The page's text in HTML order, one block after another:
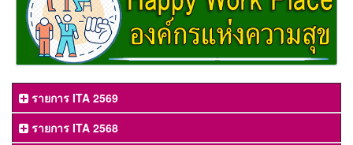
รายการ ITA 2569
รายการ ITA 2568